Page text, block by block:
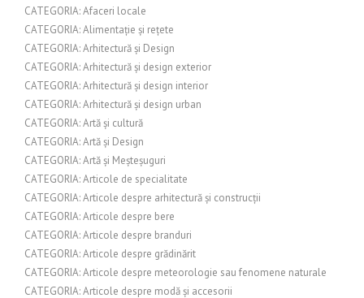
CATEGORIA: Afaceri locale
CATEGORIA: Alimentație și rețete
CATEGORIA: Arhitectură și Design
CATEGORIA: Arhitectură și design exterior
CATEGORIA: Arhitectură și design interior
CATEGORIA: Arhitectură și design urban
CATEGORIA: Artă și cultură
CATEGORIA: Artă și Design
CATEGORIA: Artă și Meșteșuguri
CATEGORIA: Articole de specialitate
CATEGORIA: Articole despre arhitectură și construcții
CATEGORIA: Articole despre bere
CATEGORIA: Articole despre branduri
CATEGORIA: Articole despre grădinărit
CATEGORIA: Articole despre meteorologie sau fenomene naturale
CATEGORIA: Articole despre modă și accesorii